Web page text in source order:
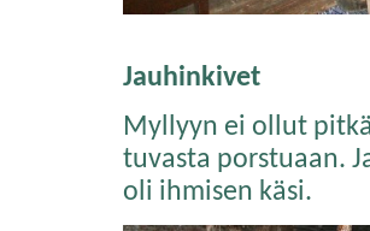
Jauhinkivet
Myllyyn ei ollut
tuvasta porstuaan.
oli ihmisen käsi.